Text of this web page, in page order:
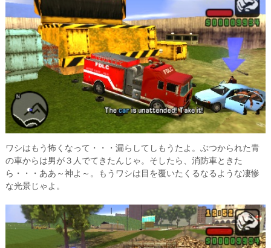
ワシはもう怖くなって・・・漏らしてしもうたよ。ぶつかられた青
の車からは男が３人でてきたんじゃ。そしたら、消防車ときた
ら・・・ああ～神よ～。もうワシは目を覆いたくるなるような凄惨
な光景じゃよ。